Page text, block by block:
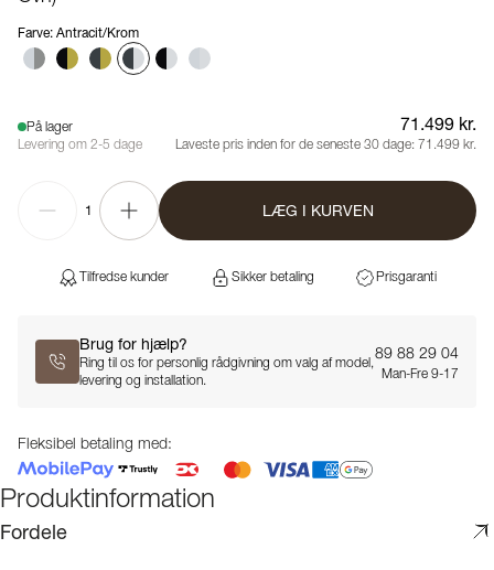
Farve: Antracit/Krom
På lager
Levering om 2-5 dage
71.499 kr.
Laveste pris inden for de seneste 30 dage: 71.499 kr.
1 LÆG I KURVEN
Tilfredse kunder Sikker betaling Prisgaranti
Brug for hjælp?
Ring til os for personlig rådgivning om valg af model,
levering og installation.
89 88 29 04
Man-Fre 9-17
Fleksibel betaling med:
Produktinformation
Fordele